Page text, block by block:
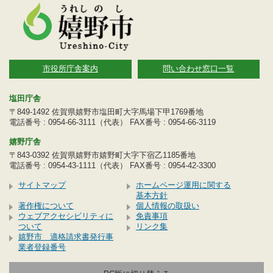
市役所庁舎案内 問い合わせ窓口一覧
塩田庁舎
〒849-1492 佐賀県嬉野市塩田町大字馬場下甲1769番地
電話番号 : 0954-66-3111（代表） FAX番号 : 0954-66-3119
嬉野庁舎
〒843-0392 佐賀県嬉野市嬉野町大字下宿乙1185番地
電話番号 : 0954-43-1111（代表） FAX番号 : 0954-42-3300
サイトマップ
ホームページ運用に関する
基本方針
著作権について
個人情報の取扱い
ウェブアクセシビリティに
ついて
免責事項
リンク集
嬉野市 適格請求書発行事
業者登録番号